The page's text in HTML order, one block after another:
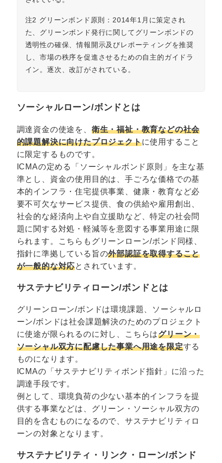
注2 グリーンボンド原則：2014年1月に策定され
た、グリーンボンド発行に関してグリーンボンドの
透明性の確保、情報開示及びレポーティングを推奨
し、市場の秩序を促進させるための自主的ガイドラ
イン。逐次、改訂がされている。
ソーシャルローン/ボンドとは
調達資金の使途を、 衛生・福祉・教育などの社会
的課題解決に向けたプロジェクトに使用すること
に限定するものです。
ICMAの定める「ソーシャルボンド原則」を主な基
準とし、資金の使用目的は、手ごろな価格での基
本的インフラ・住宅提供事業、健康・教育など必
要不可欠なサービス提供、食の供給や雇用創出、
社会的な経済向上や自立援助など、特定の社会問
題に関する対処・軽減等を意図する事業用途に限
られます。こちらもグリーンローン/ボンド同様、
指針に準拠している旨の外部認証を取得すること
が一般的な対応とされています。
サステナビリティローン/ボンドとは
グリーンローン/ボンドは環境課題、ソーシャルロ
ーン/ボンドは社会課題解決のためのプロジェクト
に使途が限られるのに対し、こちらはグリーン・
ソーシャル双方に配慮した事業へ用途を限定する
ものになります。
ICMAの「サステナビリティボンド指針」に沿った
調達手段です。
例として、環境負荷の少ない基本的インフラを提
供する事業などは、グリーン・ソーシャル双方の
目的を含むものになるので、サステナビリティロ
ーンの対象となります。
サステナビリティ・リンク・ローン/ボンド